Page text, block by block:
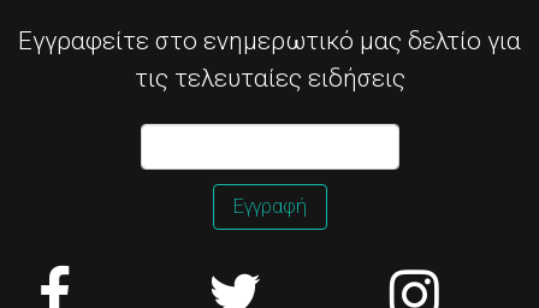
Εγγραφείτε στο ενημερωτικό μας δελτίο για
τις τελευταίες ειδήσεις
Εγγραφή